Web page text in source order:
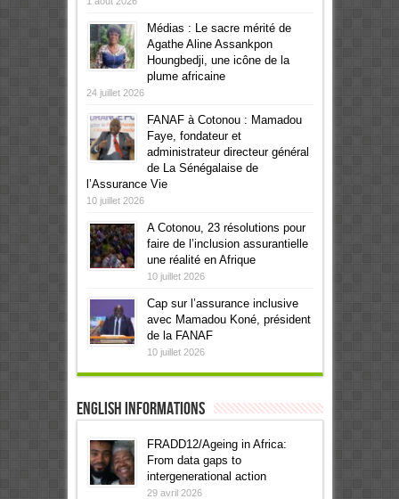
Médias : Le sacre mérité de
Agathe Aline Assankpon
Houngbedji, une icône de la
plume africaine
24 juillet 2026
FANAF à Cotonou : Mamadou
Faye, fondateur et
administrateur directeur général
de La Sénégalaise de
l’Assurance Vie
10 juillet 2026
A Cotonou, 23 résolutions pour
faire de l’inclusion assurantielle
une réalité en Afrique
10 juillet 2026
Cap sur l’assurance inclusive
avec Mamadou Koné, président
de la FANAF
10 juillet 2026
English informations
FRADD12/Ageing in Africa:
From data gaps to
intergenerational action
29 avril 2026